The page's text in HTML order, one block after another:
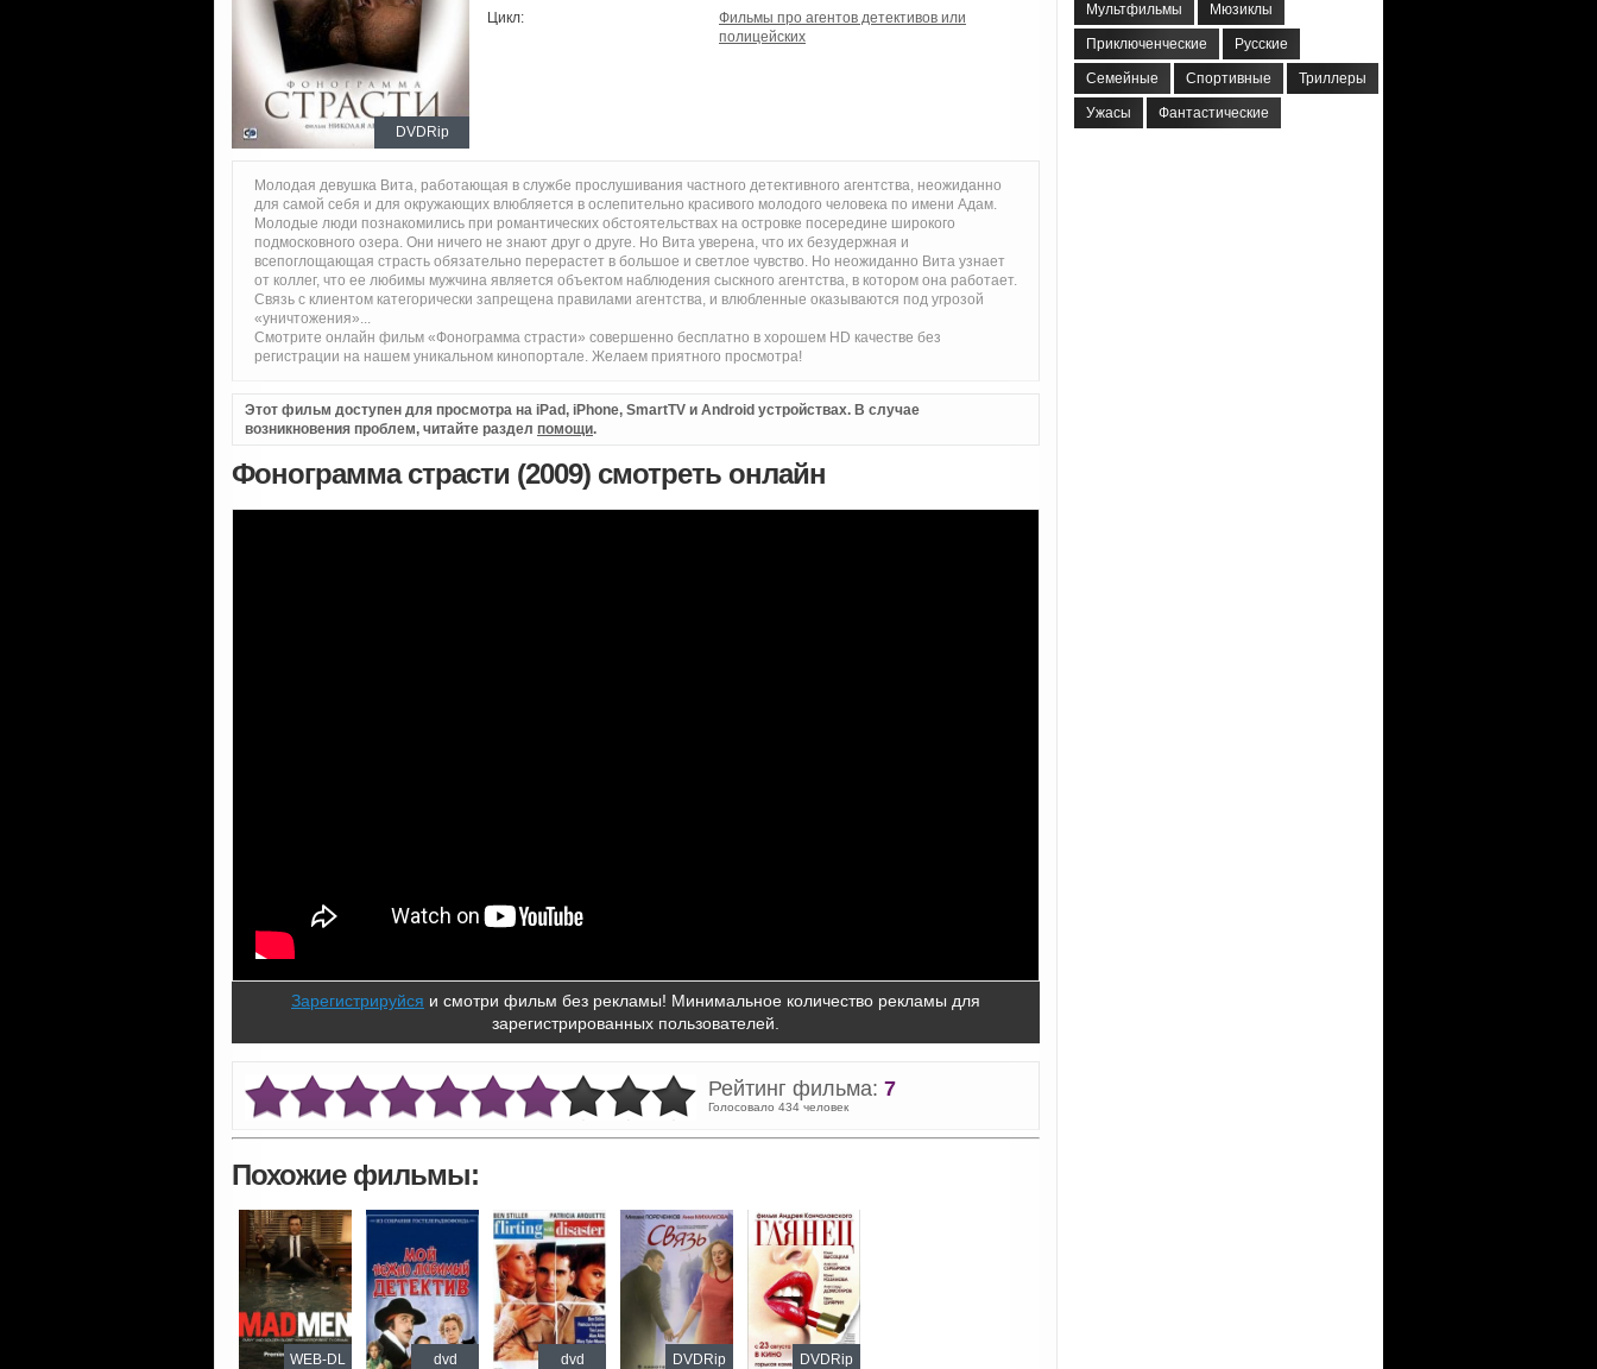
DVDRip
Цикл:
Фильмы про агентов детективов или
полицейских
Молодая девушка Вита, работающая в службе прослушивания частного детективного агентства, неожиданно
для самой себя и для окружающих влюбляется в ослепительно красивого молодого человека по имени Адам.
Молодые люди познакомились при романтических обстоятельствах на островке посередине широкого
подмосковного озера. Они ничего не знают друг о друге. Но Вита уверена, что их безудержная и
всепоглощающая страсть обязательно перерастет в большое и светлое чувство. Но неожиданно Вита узнает
от коллег, что ее любимы мужчина является объектом наблюдения сыскного агентства, в котором она работает.
Связь с клиентом категорически запрещена правилами агентства, и влюбленные оказываются под угрозой
«уничтожения»...
Смотрите онлайн фильм «Фонограмма страсти» совершенно бесплатно в хорошем HD качестве без
регистрации на нашем уникальном кинопортале. Желаем приятного просмотра!
Этот фильм доступен для просмотра на iPad, iPhone, SmartTV и Android устройствах. В случае
возникновения проблем, читайте раздел помощи.
Фонограмма страсти (2009) смотреть онлайн
Зарегистрируйся и смотри фильм без рекламы! Минимальное количество рекламы для
зарегистрированных пользователей.
Рейтинг фильма: 7
Голосовало 434 человек
Похожие фильмы:
WEB-DL
dvd
dvd
DVDRip
DVDRip
Мультфильмы Мюзиклы
Приключенческие Русские
Семейные Спортивные Триллеры
Ужасы Фантастические